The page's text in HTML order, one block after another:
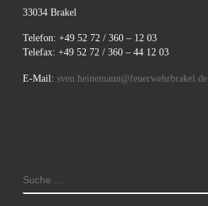
33034 Brakel
Telefon: +49 52 72 / 360 – 12 03
Telefax: +49 52 72 / 360 – 44 12 03
E-Mail: sven.heinemann@feuerwehrbrakel.de
SUCHE